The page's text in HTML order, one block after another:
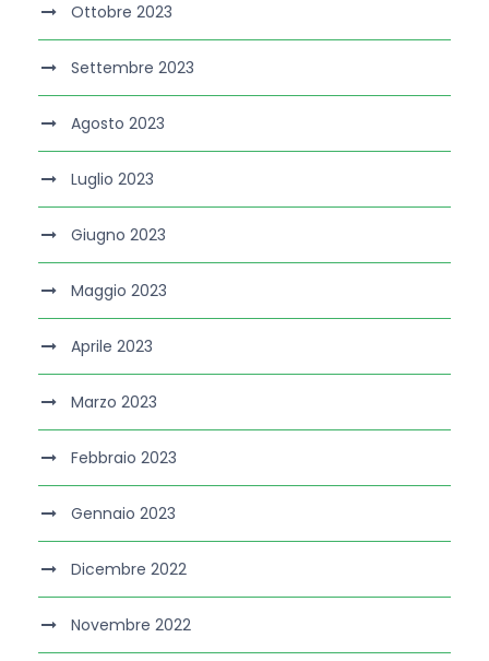
Ottobre 2023
Settembre 2023
Agosto 2023
Luglio 2023
Giugno 2023
Maggio 2023
Aprile 2023
Marzo 2023
Febbraio 2023
Gennaio 2023
Dicembre 2022
Novembre 2022